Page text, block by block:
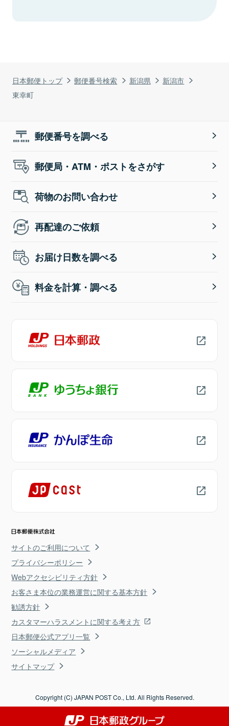
日本郵便トップ 郵便番号検索 新潟県
新潟市
東幸町
郵便番号を調べる
郵便局・ATM・ポストをさがす
荷物のお問い合わせ
再配達のご依頼
お届け日数を調べる
料金を計算・調べる
サイトのご利用について
プライバシーポリシー
Webアクセシビリティ方針
お客さま本位の業務運営に関する基本方針
勧誘方針
カスタマーハラスメントに関する考え方
日本郵便公式アプリ一覧
ソーシャルメディア
サイトマップ
Copyright (C) JAPAN POST Co., Ltd. All Rights Reserved.